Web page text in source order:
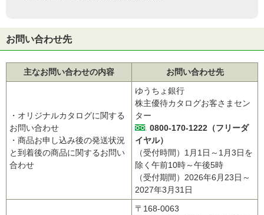
お問い合わせ先
主なお問い合わせの内容 お問い合わせ先
・オリジナルカタログに関する
お問い合わせ
・商品お申し込み後の発送状況
と到着後の商品に関するお問い
合わせ
ゆうちょ銀行
株主優待カタログお客さまセン
ター
0800-170-1222（フリーダ
イヤル）
（受付時間）1月1日～1月3日を
除く午前10時～午後5時
（受付期間）2026年6月23日～
2027年3月31日
〒168-0063